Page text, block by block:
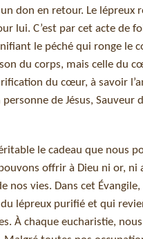
don en retour. Le
lui. C’est par cet acte de
le péché qui ronge le
du corps, mais celle du
du cœur, à savoir
de Jésus,
le cadeau que nous
offrir à Dieu ni or, ni
nos vies. Dans cet
lépreux purifié et qui
À chaque eucharistie,